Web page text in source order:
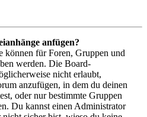
anfügen?
können für Foren, Gruppen und
werden. Die Board-
nicht erlaubt,
anzufügen, in dem du deinen
oder nur bestimmte Gruppen
Du kannst einen Administrator